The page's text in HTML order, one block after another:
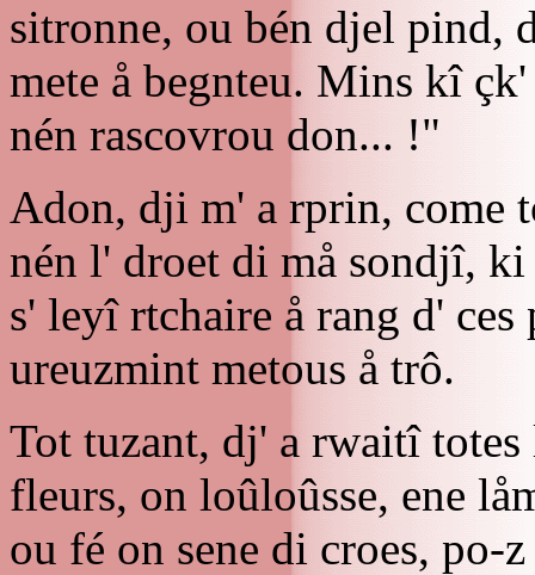
sitronne, ou bén djel pind,
mete å begnteu. Mins kî
nén rascovrou don... !"
Adon, dji m' a rprin, come
nén l' droet di må sondjî,
s' leyî rtchaire å rang d' ces
ureuzmint metous å trô.
Tot tuzant, dj' a rwaitî
fleurs, on loûloûsse, ene
ou fé on sene di croes, po-